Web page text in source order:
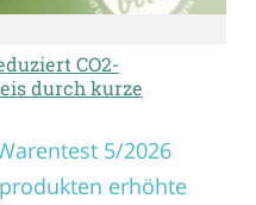
CO2-
durch kurze
5/2026
erhöhte